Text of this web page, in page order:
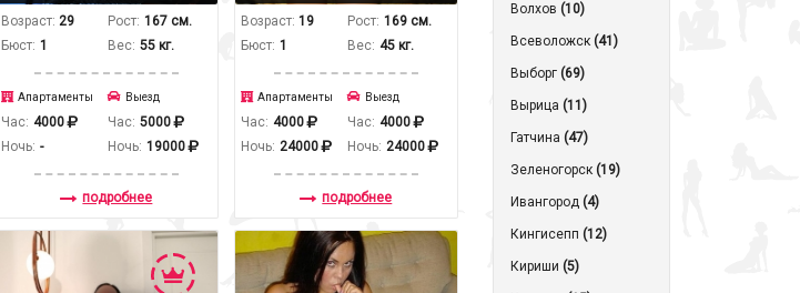
Возраст: 29
Бюст: 1
Рост: 167 см.
Вес: 55 кг.
Апартаменты
Час: 4000
Ночь: -
Выезд
Час: 5000
Ночь: 19000
подробнее
Возраст: 19
Бюст: 1
Рост: 169 см.
Вес: 45 кг.
Апартаменты
Час: 4000
Ночь: 24000
Выезд
Час: 4000
Ночь: 24000
подробнее
Волхов (10)
Всеволожск (41)
Выборг (69)
Вырица (11)
Гатчина (47)
Зеленогорск (19)
Ивангород (4)
Кингисепп (12)
Кириши (5)